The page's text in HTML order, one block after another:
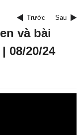
Trước Sau
và bài
08/20/24